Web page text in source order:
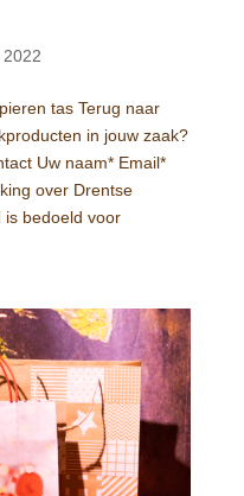
2022
tas Terug naar
in jouw zaak?
Uw naam* Email*
over Drentse
is bedoeld voor